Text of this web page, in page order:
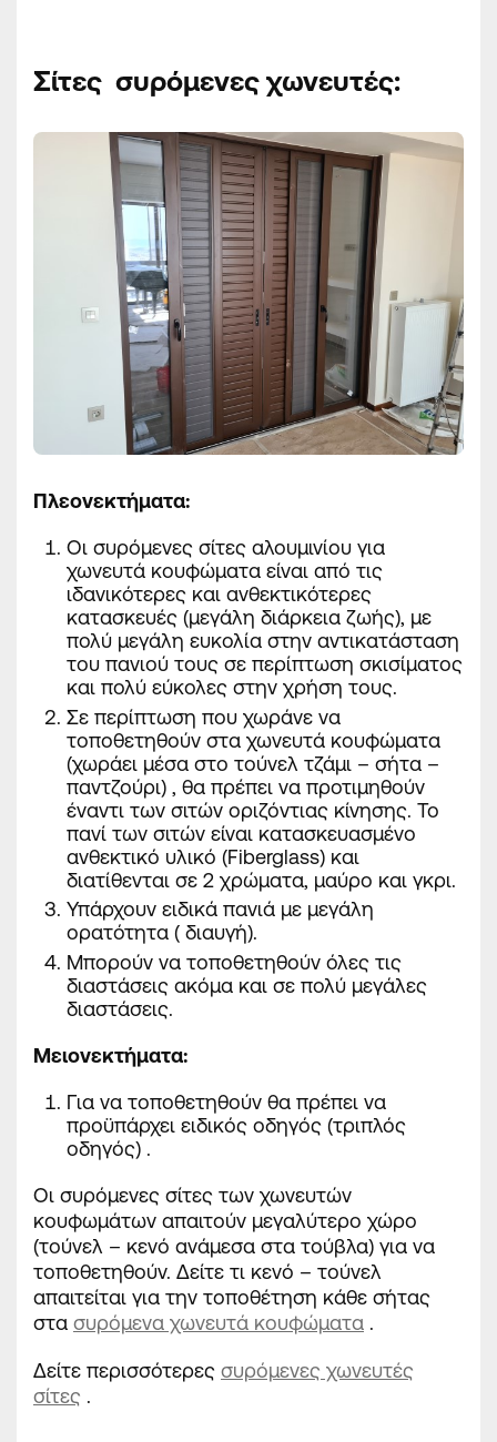
Σίτες συρόμενες χωνευτές:
Πλεονεκτήματα:
Οι συρόμενες σίτες αλουμινίου για
χωνευτά κουφώματα είναι από τις
ιδανικότερες και ανθεκτικότερες
κατασκευές (μεγάλη διάρκεια ζωής), με
πολύ μεγάλη ευκολία στην αντικατάσταση
του πανιού τους σε περίπτωση σκισίματος
και πολύ εύκολες στην χρήση τους.
Σε περίπτωση που χωράνε να
τοποθετηθούν στα χωνευτά κουφώματα
(χωράει μέσα στο τούνελ τζάμι – σήτα –
παντζούρι) , θα πρέπει να προτιμηθούν
έναντι των σιτών οριζόντιας κίνησης. Το
πανί των σιτών είναι κατασκευασμένο
ανθεκτικό υλικό (Fiberglass) και
διατίθενται σε 2 χρώματα, μαύρο και γκρι.
Υπάρχουν ειδικά πανιά με μεγάλη
ορατότητα ( διαυγή).
Μπορούν να τοποθετηθούν όλες τις
διαστάσεις ακόμα και σε πολύ μεγάλες
διαστάσεις.
Μειονεκτήματα:
Για να τοποθετηθούν θα πρέπει να
προϋπάρχει ειδικός οδηγός (τριπλός
οδηγός) .
Οι συρόμενες σίτες των χωνευτών
κουφωμάτων απαιτούν μεγαλύτερο χώρο
(τούνελ – κενό ανάμεσα στα τούβλα) για να
τοποθετηθούν. Δείτε τι κενό – τούνελ
απαιτείται για την τοποθέτηση κάθε σήτας
στα συρόμενα χωνευτά κουφώματα .
Δείτε περισσότερες συρόμενες χωνευτές
σίτες .